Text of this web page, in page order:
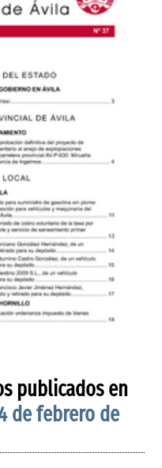
publicados en
de febrero de